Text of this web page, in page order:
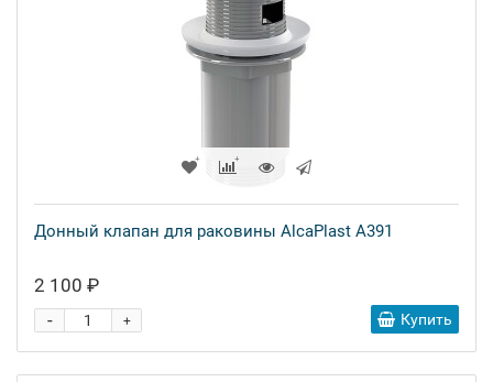
Донный клапан для раковины AlcaPlast A391
2 100 ₽
+
- Купить